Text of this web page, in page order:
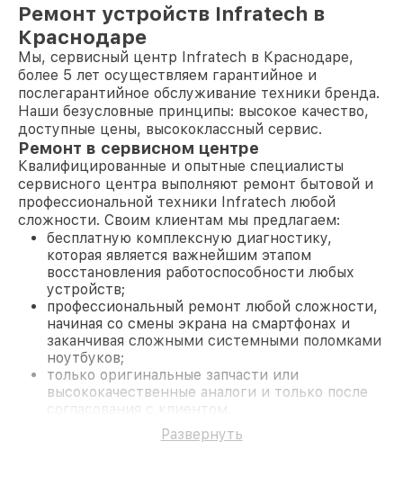
Ремонт устройств Infratech в
Краснодаре
Мы, сервисный центр Infratech в Краснодаре,
более 5 лет осуществляем гарантийное и
послегарантийное обслуживание техники бренда.
Наши безусловные принципы: высокое качество,
доступные цены, высококлассный сервис.
Ремонт в сервисном центре
Квалифицированные и опытные специалисты
сервисного центра выполняют ремонт бытовой и
профессиональной техники Infratech любой
сложности. Своим клиентам мы предлагаем:
бесплатную комплексную диагностику,
которая является важнейшим этапом
восстановления работоспособности любых
устройств;
профессиональный ремонт любой сложности,
начиная со смены экрана на смартфонах и
заканчивая сложными системными поломками
ноутбуков;
только оригинальные запчасти или
высококачественные аналоги и только после
согласования с клиентом.
На все работы и замененные комплектующие
предоставляется длительная гарантия. В случае
Развернуть